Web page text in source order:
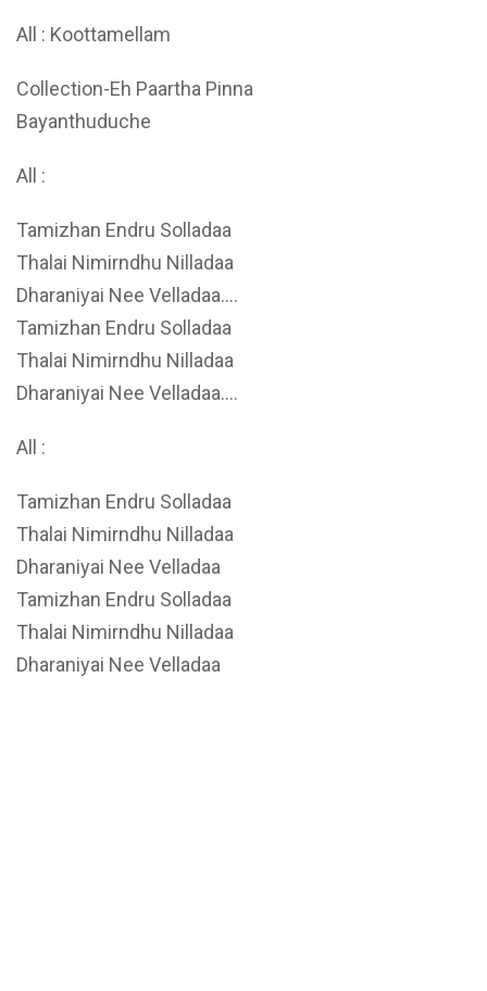
All : Koottamellam
Collection-Eh Paartha Pinna
Bayanthuduche
All :
Tamizhan Endru Solladaa
Thalai Nimirndhu Nilladaa
Dharaniyai Nee Velladaa….
Tamizhan Endru Solladaa
Thalai Nimirndhu Nilladaa
Dharaniyai Nee Velladaa….
All :
Tamizhan Endru Solladaa
Thalai Nimirndhu Nilladaa
Dharaniyai Nee Velladaa
Tamizhan Endru Solladaa
Thalai Nimirndhu Nilladaa
Dharaniyai Nee Velladaa